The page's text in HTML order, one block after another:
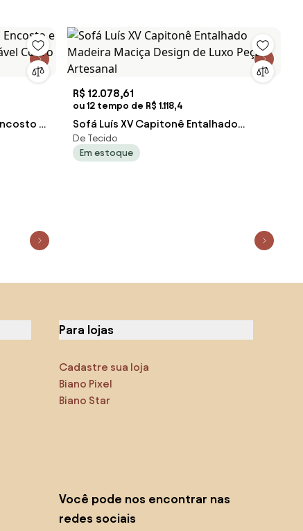
e
R$ 12.078,61
ou 12 tempo de R$ 1.118,4
Sofá Luís XV Capitonê Entalhado
Madeira Maciça Design de Luxo Peça
Artesanal
De Tecido
Em estoque
Para lojas
Cadastre sua loja
Biano Pixel
Biano Star
Você pode nos encontrar nas
redes sociais